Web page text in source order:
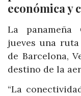
económica y
La panameña
jueves una
de Barcelona,
destino de la
“La